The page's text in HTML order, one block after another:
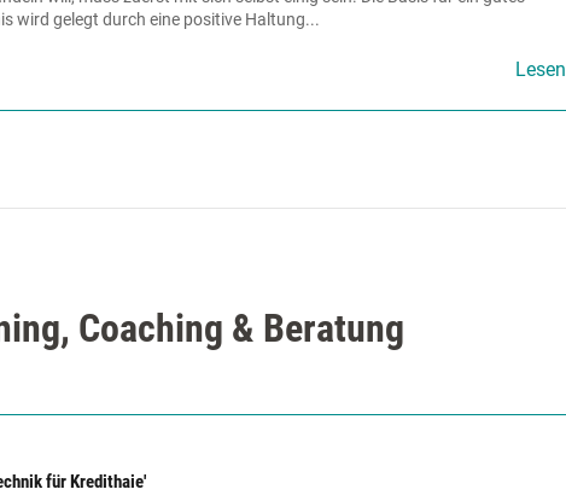
wird gelegt durch eine positive Haltung...
Lesen
Coaching & Beratung
für Kredithaie'